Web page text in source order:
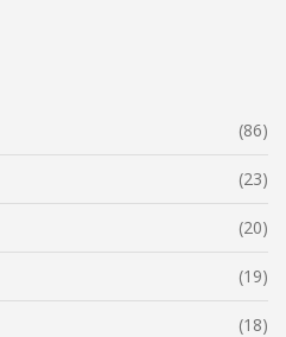
(86)
(23)
(20)
(19)
(18)